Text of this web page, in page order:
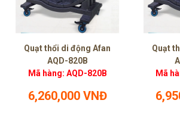
Quạt thổi di động Afan
AQD-820B
Mã hàng: AQD-820B
6,260,000 VNĐ
Quạt
Mã